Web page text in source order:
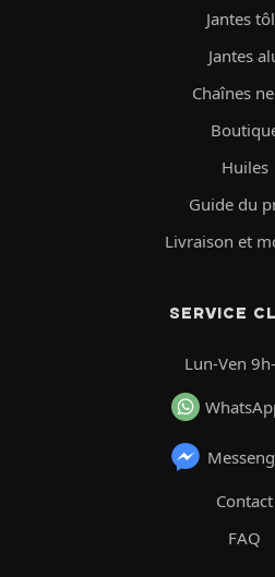
Jantes
Jantes
Chaînes
Huiles
Guide du
Livraison et
SERVICE
Lun-Ven
Contact
FAQ